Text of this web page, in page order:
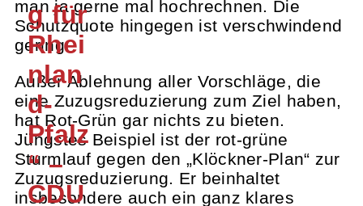
man ja gerne mal hochrechnen. Die
Schutzquote hingegen ist verschwindend
gering.
Außer Ablehnung aller Vorschläge, die
eine Zuzugsreduzierung zum Ziel haben,
hat Rot-Grün gar nichts zu bieten.
Jüngstes Beispiel ist der rot-grüne
Sturmlauf gegen den „Klöckner-Plan“ zur
Zuzugsreduzierung. Er beinhaltet
insbesondere auch ein ganz klares
g für
Rhei
nlan
d-
Pfalz
“ –
CDU